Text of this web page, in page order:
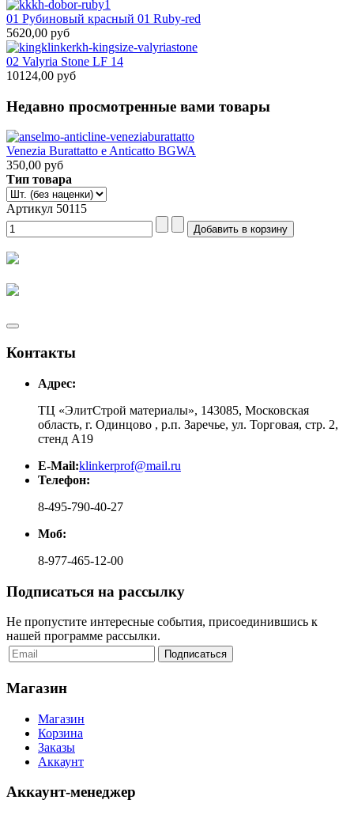
01 Рубиновый красный 01 Ruby-red
5620,00 руб
02 Valyria Stone LF 14
10124,00 руб
Недавно просмотренные вами товары
Venezia Burattatto e Anticatto BGWA
350,00 руб
Тип товара
Артикул 50115
Контакты
Адрес:
ТЦ «ЭлитСтрой материалы», 143085, Московская
область, г. Одинцово , р.п. Заречье, ул. Торговая, стр. 2,
стенд А19
E-Mail:klinkerprof@mail.ru
Телефон:
8-495-790-40-27
Моб:
8-977-465-12-00
Подписаться на рассылку
Не пропустите интересные события, присоединившись к
нашей программе рассылки.
Магазин
Магазин
Корзина
Заказы
Аккаунт
Аккаунт-менеджер